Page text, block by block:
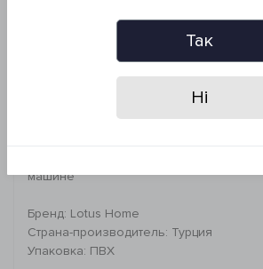
Плотность: 200 г/м2
Размер и комплектация:
Скатерть: 140*140 см
- стирка при 40°C
машине
Бренд: Lotus Home
Страна-производитель: Турция
Упаковка: ПВХ
Так
Ні